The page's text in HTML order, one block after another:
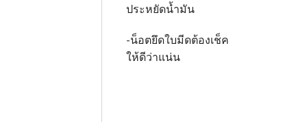
ประหยัดน้ำมัน
-น็อตยึดใบมีดต้องเช็ค
ให้ดีว่าแน่น